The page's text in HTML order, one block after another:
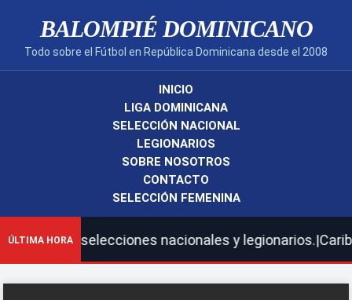
BALOMPIÉ DOMINICANO
Todo sobre el Fútbol en República Dominicana desde el 2008
INICIO
LIGA DOMINICANA
SELECCIÓN NACIONAL
LEGIONARIOS
SOBRE NOSOTROS
CONTACTO
SELECCIÓN FEMENINA
ÚLTIMA HORA
selecciones nacionales y legionarios.|Caribbean